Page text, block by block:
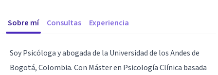
Sobre mí Consultas Experiencia
Soy Psicóloga y abogada de la Universidad de los Andes de
Bogotá, Colombia. Con Máster en Psicología Clínica basada